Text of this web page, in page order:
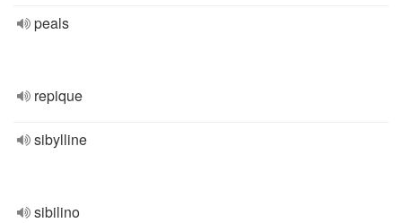
peals
repique
sibylline
sibilino